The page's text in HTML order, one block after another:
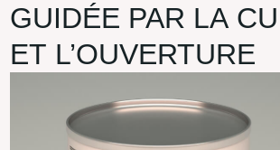
GUIDÉE PAR LA
ET L’OUVERTURE